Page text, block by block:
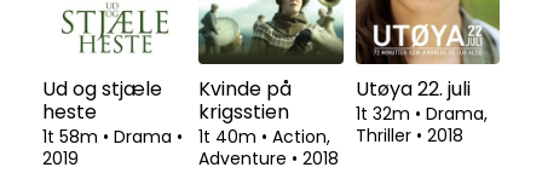
Ud og stjæle
heste
1t 58m • Drama •
2019
Kvinde på
krigsstien
1t 40m • Action,
Adventure • 2018
Utøya 22. juli
1t 32m • Drama,
Thriller • 2018